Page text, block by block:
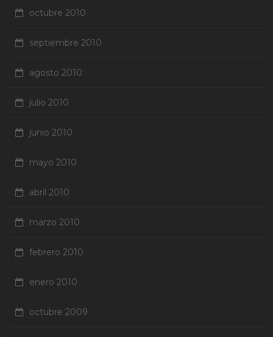
octubre 2010
septiembre 2010
agosto 2010
julio 2010
junio 2010
mayo 2010
abril 2010
marzo 2010
febrero 2010
enero 2010
octubre 2009